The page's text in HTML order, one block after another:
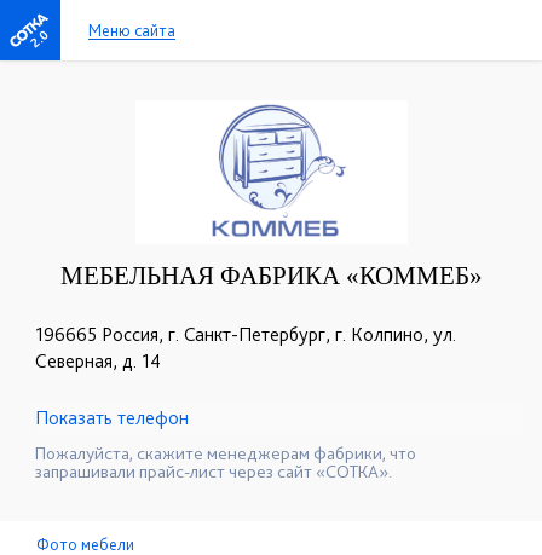
2.0 Меню сайта
МЕБЕЛЬНАЯ ФАБРИКА «КОММЕБ»
196665 Россия, г. Санкт-Петербург, г. Колпино, ул.
Cеверная, д. 14
☎+7 (812) 461-90-31
Показать телефон
Пожалуйста, скажите менеджерам фабрики, что
запрашивали прайс-лист через сайт «СОТКА».
Фото мебели